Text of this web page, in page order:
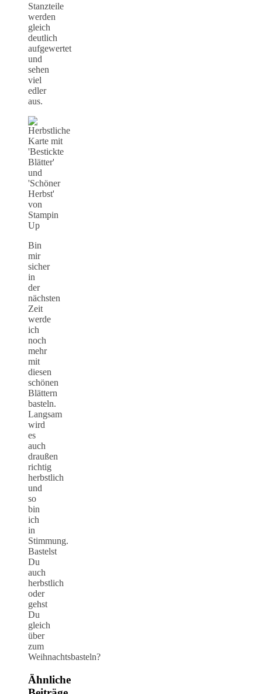
Stanzteile
werden
gleich
deutlich
aufgewertet
und
sehen
viel
edler
aus.
Bin
mir
sicher
in
der
nächsten
Zeit
werde
ich
noch
mehr
mit
diesen
schönen
Blättern
basteln.
Langsam
wird
es
auch
draußen
richtig
herbstlich
und
so
bin
ich
in
Stimmung.
Bastelst
Du
auch
herbstlich
oder
gehst
Du
gleich
über
zum
Weihnachtsbasteln?
Ähnliche